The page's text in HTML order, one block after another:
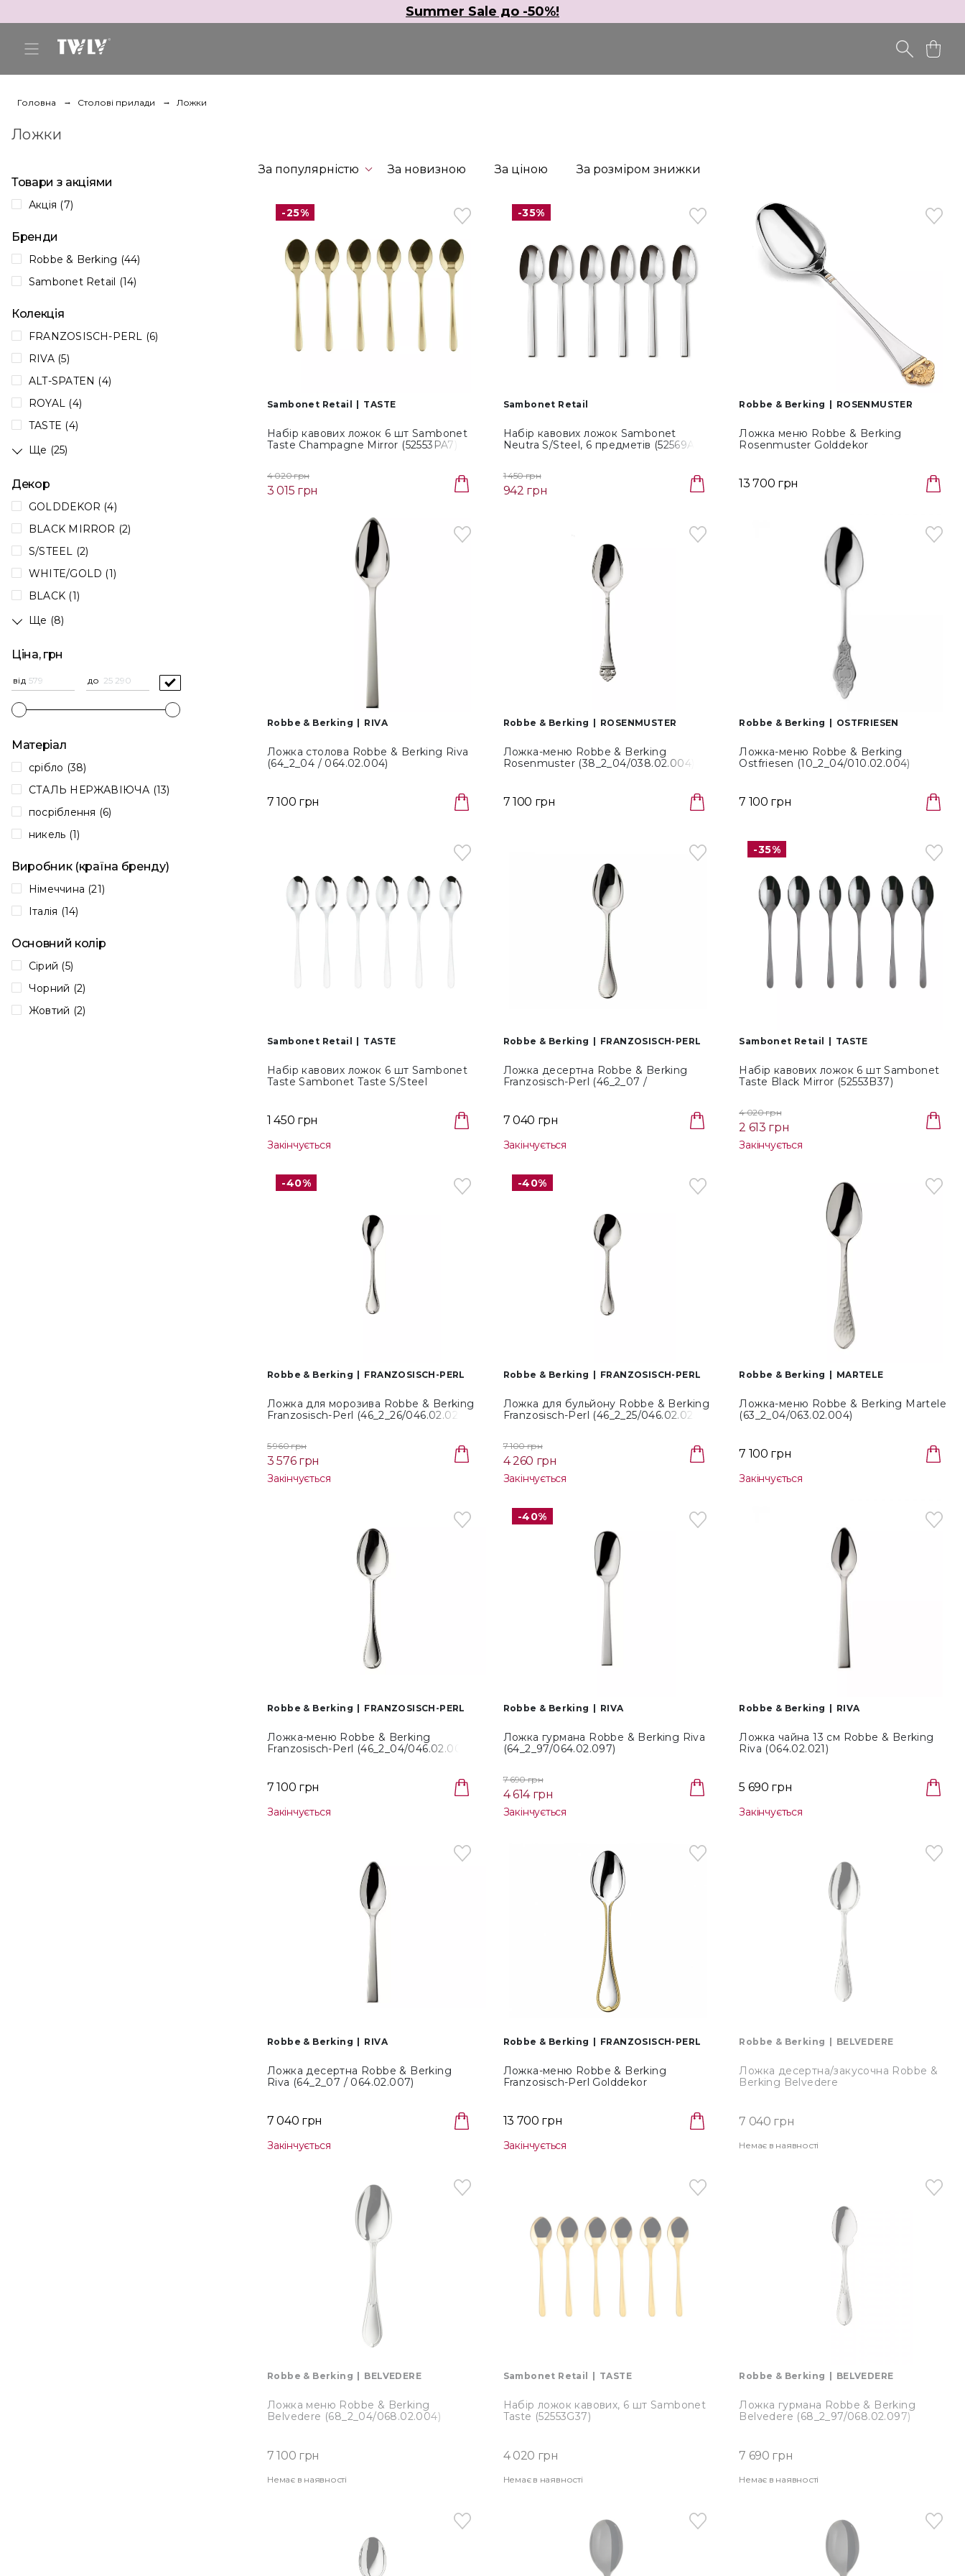
Summer Sale до -50%!
Головна Столові прилади Ложки
Ложки
Товари з акціями
Акція (7)
Бренди
Robbe & Berking (44)
Sambonet Retail (14)
Колекція
FRANZOSISCH-PERL (6)
RIVA (5)
ALT-SPATEN (4)
ROYAL (4)
TASTE (4)
Ще (25)
Декор
GOLDDEKOR (4)
BLACK MIRROR (2)
S/STEEL (2)
WHITE/GOLD (1)
BLACK (1)
Ще (8)
Ціна, грн
від до
Матеріал
срібло (38)
СТАЛЬ НЕРЖАВІЮЧА (13)
посріблення (6)
никель (1)
Виробник (країна бренду)
Німеччина (21)
Італія (14)
Основний колір
Сірий (5)
Чорний (2)
Жовтий (2)
За популярністю За новизною За ціною За розміром знижки
-25%
Sambonet Retail TASTE
Набір кавових ложок 6 шт Sambonet
Taste Champagne Mirror (52553PA7)
4 020 грн
3 015 грн
-35%
Sambonet Retail
Набір кавових ложок Sambonet
Neutra S/Steel, 6 предметів (52569A37)
1 450 грн
942 грн
Robbe & Berking ROSENMUSTER
Ложка меню Robbe & Berking
Rosenmuster Golddekor
13 700 грн
Robbe & Berking RIVA
Ложка столова Robbe & Berking Riva
(64_2_04 / 064.02.004)
7 100 грн
Robbe & Berking ROSENMUSTER
Ложка-меню Robbe & Berking
Rosenmuster (38_2_04/038.02.004)
7 100 грн
Robbe & Berking OSTFRIESEN
Ложка-меню Robbe & Berking
Ostfriesen (10_2_04/010.02.004)
7 100 грн
Sambonet Retail TASTE
Набір кавових ложок 6 шт Sambonet
Taste Sambonet Taste S/Steel
1 450 грн
Закінчується
Robbe & Berking FRANZOSISCH-PERL
Ложка десертна Robbe & Berking
Franzosisch-Perl (46_2_07 /
7 040 грн
Закінчується
-35%
Sambonet Retail TASTE
Набір кавових ложок 6 шт Sambonet
Taste Black Mirror (52553B37)
4 020 грн
2 613 грн
Закінчується
-40%
Robbe & Berking FRANZOSISCH-PERL
Ложка для морозива Robbe & Berking
Franzosisch-Perl (46_2_26/046.02.026)
5 960 грн
3 576 грн
Закінчується
-40%
Robbe & Berking FRANZOSISCH-PERL
Ложка для бульйону Robbe & Berking
Franzosisch-Perl (46_2_25/046.02.025)
7 100 грн
4 260 грн
Закінчується
Robbe & Berking MARTELE
Ложка-меню Robbe & Berking Martele
(63_2_04/063.02.004)
7 100 грн
Закінчується
Robbe & Berking FRANZOSISCH-PERL
Ложка-меню Robbe & Berking
Franzosisch-Perl (46_2_04/046.02.004)
7 100 грн
Закінчується
-40%
Robbe & Berking RIVA
Ложка гурмана Robbe & Berking Riva
(64_2_97/064.02.097)
7 690 грн
4 614 грн
Закінчується
Robbe & Berking RIVA
Ложка чайна 13 см Robbe & Berking
Riva (064.02.021)
5 690 грн
Закінчується
Robbe & Berking RIVA
Ложка десертна Robbe & Berking
Riva (64_2_07 / 064.02.007)
7 040 грн
Закінчується
Robbe & Berking FRANZOSISCH-PERL
Ложка-меню Robbe & Berking
Franzosisch-Perl Golddekor
13 700 грн
Закінчується
Robbe & Berking BELVEDERE
Ложка десертна/закусочна Robbe &
Berking Belvedere
7 040 грн
Немає в наявності
Robbe & Berking BELVEDERE
Ложка меню Robbe & Berking
Belvedere (68_2_04/068.02.004)
7 100 грн
Немає в наявності
Sambonet Retail TASTE
Набір ложок кавових, 6 шт Sambonet
Taste (52553G37)
4 020 грн
Немає в наявності
Robbe & Berking BELVEDERE
Ложка гурмана Robbe & Berking
Belvedere (68_2_97/068.02.097)
7 690 грн
Немає в наявності